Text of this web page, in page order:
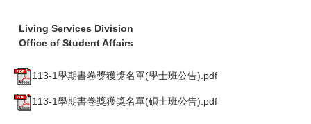
Living Services Division
Office of Student Affairs
113-1學期書卷獎獲獎名單(學士班公告).pdf
113-1學期書卷獎獲獎名單(碩士班公告).pdf